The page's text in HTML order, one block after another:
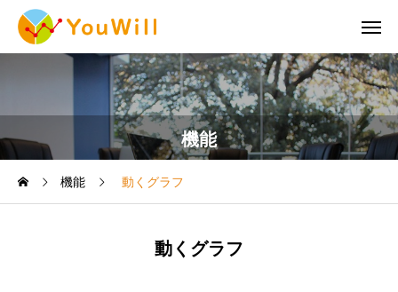
機能
機能 動くグラフ
動くグラフ